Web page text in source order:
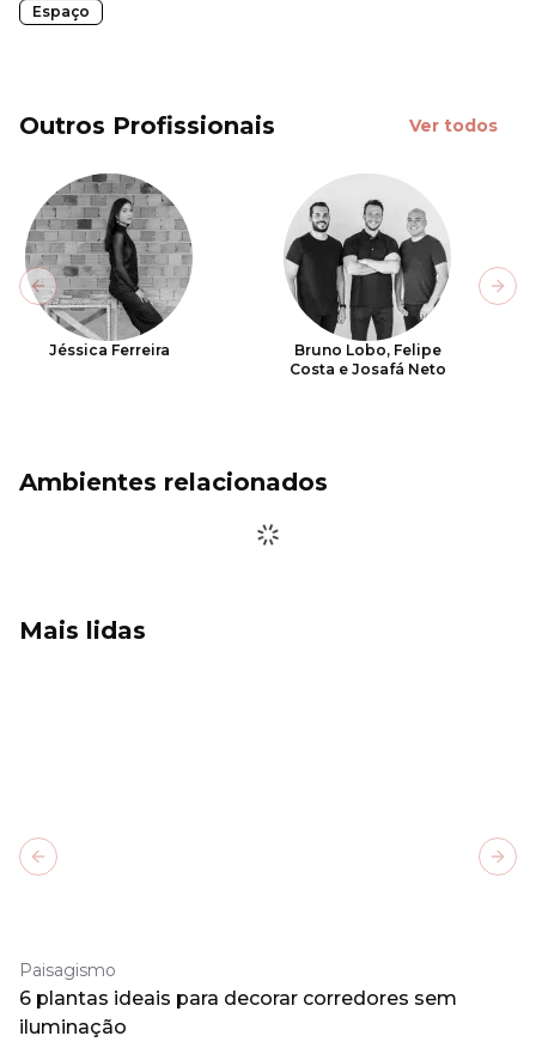
Espaço
Outros Profissionais Ver todos
Jéssica Ferreira
Bruno Lobo, Felipe
Costa e Josafá Neto
Previous slide
Ambientes relacionados
Mais lidas
Paisagismo
6 plantas ideais para decorar corredores sem
iluminação
Previous slide